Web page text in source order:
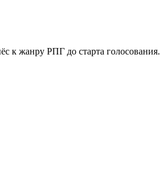
к жанру РПГ до старта голосования.